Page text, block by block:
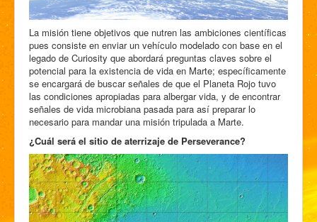
La misión tiene objetivos que nutren las ambiciones científicas
pues consiste en enviar un vehículo modelado con base en el
legado de Curiosity que abordará preguntas claves sobre el
potencial para la existencia de vida en Marte; específicamente
se encargará de buscar señales de que el Planeta Rojo tuvo
las condiciones apropiadas para albergar vida, y de encontrar
señales de vida microbiana pasada para así preparar lo
necesario para mandar una misión tripulada a Marte.
¿Cuál será el sitio de aterrizaje de Perseverance?